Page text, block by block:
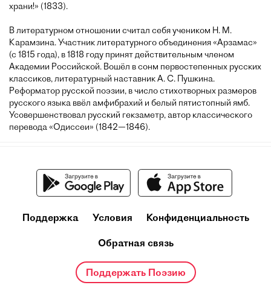
храни!» (1833).
В литературном отношении считал себя учеником Н. М.
Карамзина. Участник литературного объединения «Арзамас»
(с 1815 года), в 1818 году принят действительным членом
Академии Российской. Вошёл в сонм первостепенных русских
классиков, литературный наставник А. С. Пушкина.
Реформатор русской поэзии, в число стихотворных размеров
русского языка ввёл амфибрахий и белый пятистопный ямб.
Усовершенствовал русский гекзаметр, автор классического
перевода «Одиссеи» (1842—1846).
Поддержка Условия Конфиденциальность
Обратная связь
Поддержать Поэзию